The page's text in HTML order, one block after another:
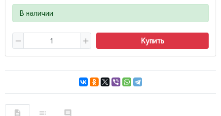
В наличии
Купить